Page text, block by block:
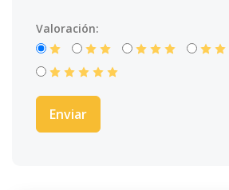
Valoración: